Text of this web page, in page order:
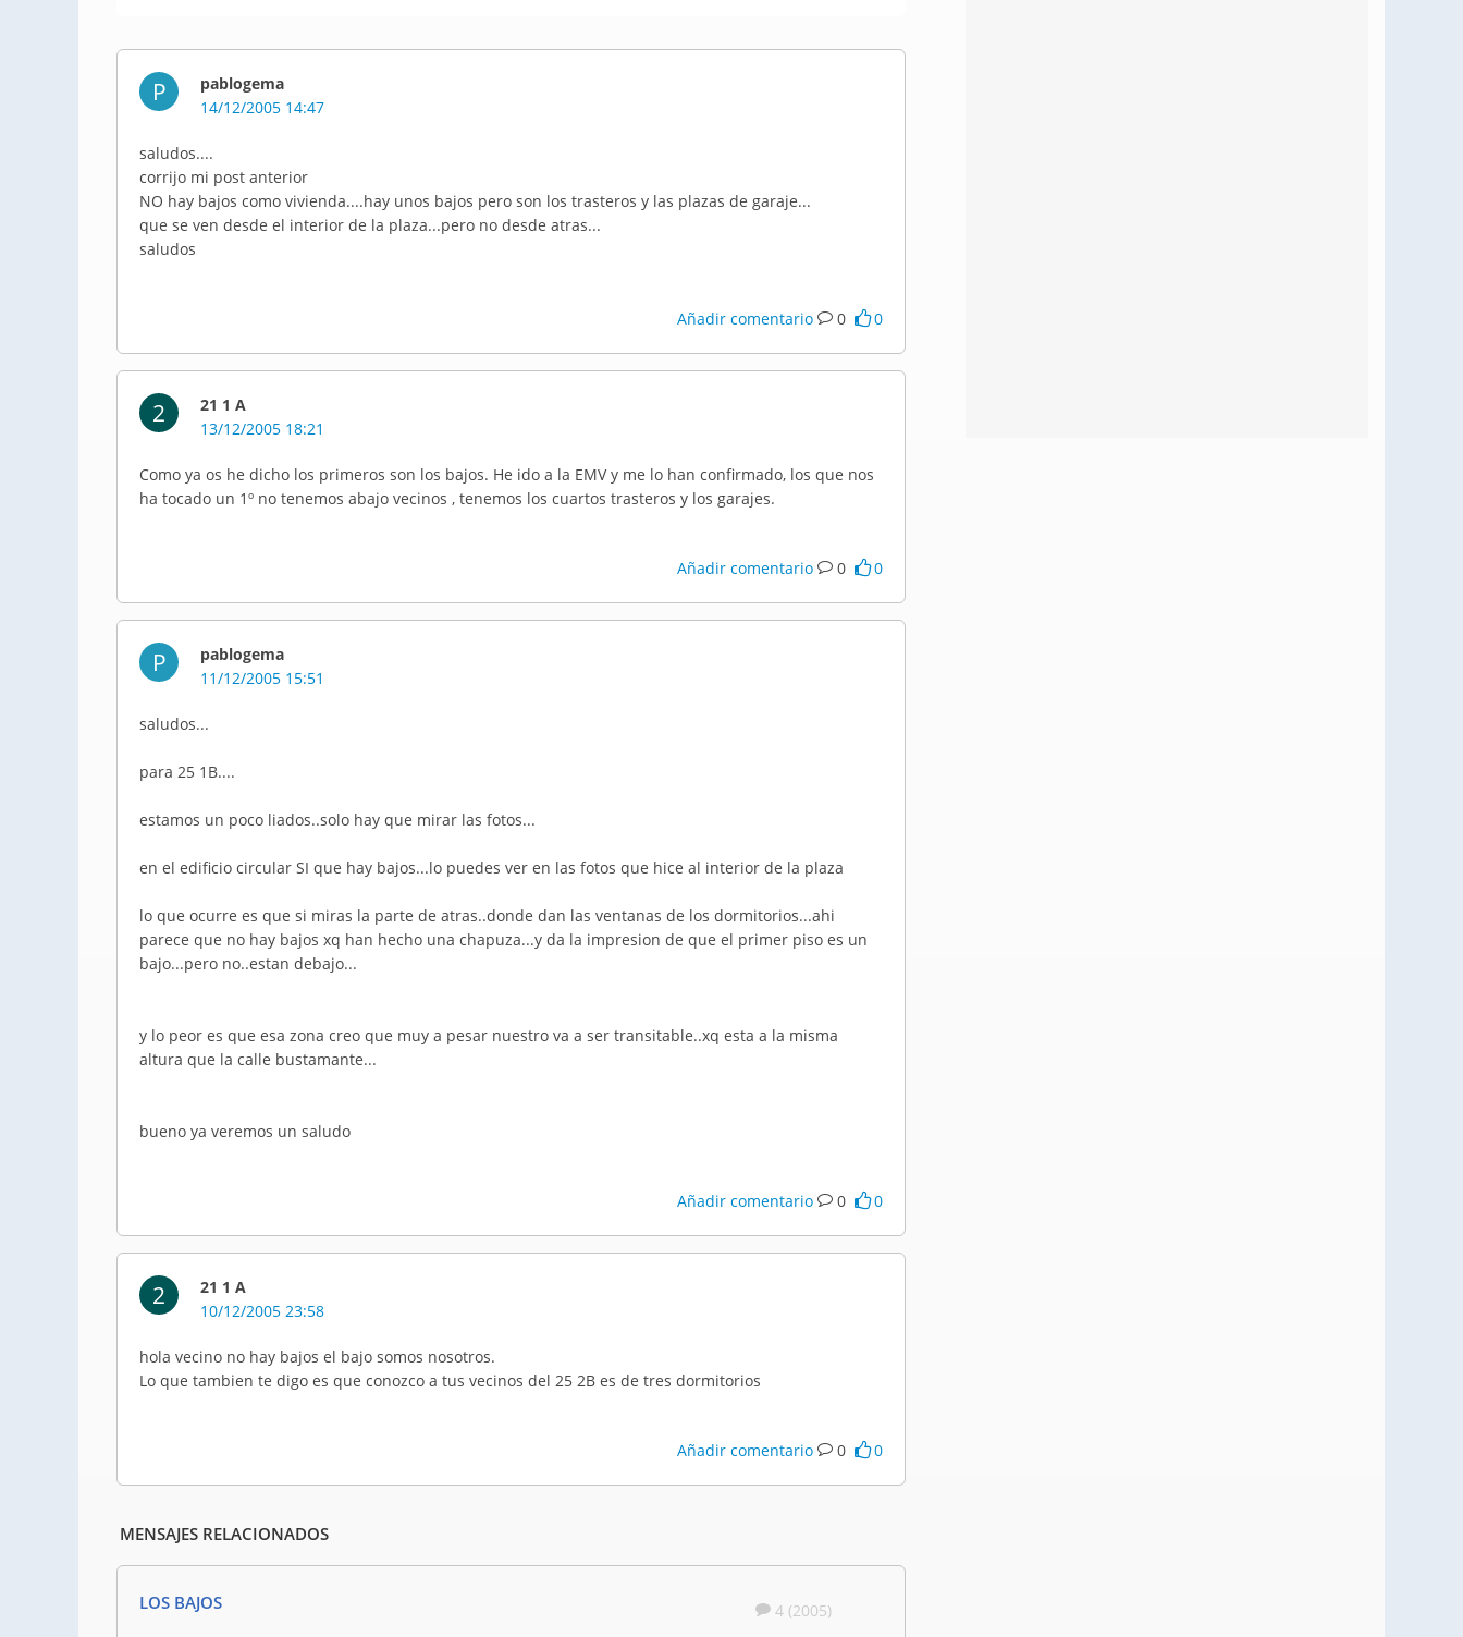
P
pablogema
14/12/2005 14:47
saludos....
corrijo mi post anterior
NO hay bajos como vivienda....hay unos bajos pero son los trasteros y las plazas de garaje...
que se ven desde el interior de la plaza...pero no desde atras...
saludos
Añadir comentario 0 0
2
21 1 A
13/12/2005 18:21
Como ya os he dicho los primeros son los bajos. He ido a la EMV y me lo han confirmado, los que nos
ha tocado un 1º no tenemos abajo vecinos , tenemos los cuartos trasteros y los garajes.
Añadir comentario 0 0
P
pablogema
11/12/2005 15:51
saludos...
para 25 1B....
estamos un poco liados..solo hay que mirar las fotos...
en el edificio circular SI que hay bajos...lo puedes ver en las fotos que hice al interior de la plaza
lo que ocurre es que si miras la parte de atras..donde dan las ventanas de los dormitorios...ahi
parece que no hay bajos xq han hecho una chapuza...y da la impresion de que el primer piso es un
bajo...pero no..estan debajo...
y lo peor es que esa zona creo que muy a pesar nuestro va a ser transitable..xq esta a la misma
altura que la calle bustamante...
bueno ya veremos un saludo
Añadir comentario 0 0
2
21 1 A
10/12/2005 23:58
hola vecino no hay bajos el bajo somos nosotros.
Lo que tambien te digo es que conozco a tus vecinos del 25 2B es de tres dormitorios
Añadir comentario 0 0
MENSAJES RELACIONADOS
LOS BAJOS 4 (2005)